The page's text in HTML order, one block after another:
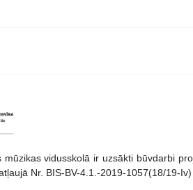
vidusskolā ir uzsākti būvdarbi
Nr. BIS-BV-4.1.-2019-1057(18/19-